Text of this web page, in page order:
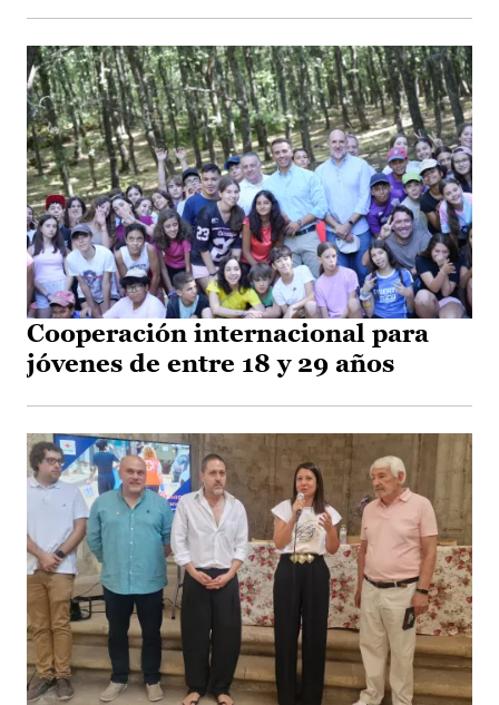
Cooperación internacional para
jóvenes de entre 18 y 29 años